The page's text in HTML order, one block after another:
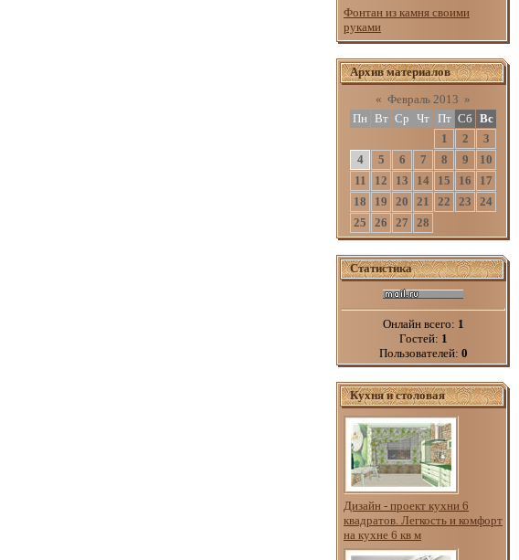
Фонтан из камня своими
руками
Архив материалов
« Февраль 2013 »
Пн Вт Ср Чт Пт Сб Вс
1
2
3
4
5 6 7 8 9
10
11
12 13 14 15 16
17
18
19 20 21 22 23
24
25
26 27 28
Статистика
Онлайн всего: 1
Гостей: 1
Пользователей: 0
Кухня и столовая
Дизайн - проект кухни 6
квадратов. Легкость и комфорт
на кухне 6 кв м